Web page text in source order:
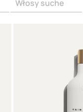
Włosy suche